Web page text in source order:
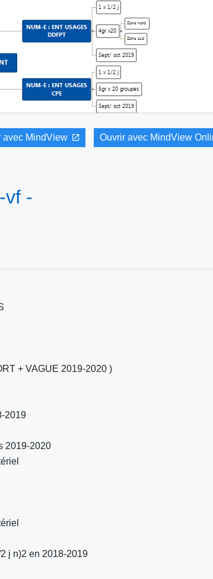
avec MindView Ouvrir avec MindView
vf -
+ VAGUE 2019-2020 )
2019
2019-2020
j n)2 en 2018-2019